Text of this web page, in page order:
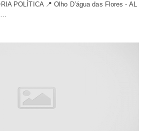
POLÍTICA 📍 Olho D’água das Flores - AL